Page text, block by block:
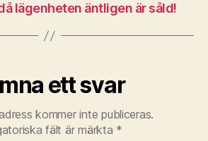
lägenheten äntligen är såld!
ett svar
kommer inte publiceras.
fält är märkta *